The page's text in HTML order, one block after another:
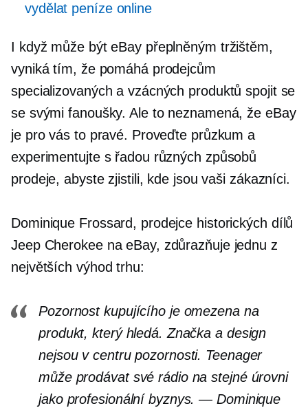
vydělat peníze online
I když může být eBay přeplněným tržištěm,
vyniká tím, že pomáhá prodejcům
specializovaných a vzácných produktů spojit se
se svými fanoušky. Ale to neznamená, že eBay
je pro vás to pravé. Proveďte průzkum a
experimentujte s řadou různých způsobů
prodeje, abyste zjistili, kde jsou vaši zákazníci.
Dominique Frossard, prodejce historických dílů
Jeep Cherokee na eBay, zdůrazňuje jednu z
největších výhod trhu:
Pozornost kupujícího je omezena na
produkt, který hledá. Značka a design
nejsou v centru pozornosti. Teenager
může prodávat své rádio na stejné úrovni
jako profesionální byznys. — Dominique